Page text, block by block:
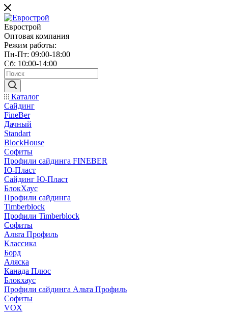
Еврострой
Оптовая компания
Режим работы:
Пн-Пт: 09:00-18:00
Сб: 10:00-14:00
Каталог
Сайдинг
FineBer
Дачный
Standart
BlockHouse
Софиты
Профили сайдинга FINEBER
Ю-Пласт
Сайдинг Ю-Пласт
БлокХаус
Профили сайдинга
Timberblock
Профили Timberblock
Софиты
Альта Профиль
Классика
Борд
Аляска
Канада Плюс
Блокхаус
Профили сайдинга Альта Профиль
Софиты
VOX